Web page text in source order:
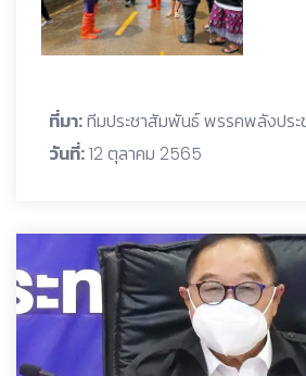
ที่มา:ทีมประชาสัมพันธ์ พรรคพลังประ
วันที่:12 ตุลาคม 2565